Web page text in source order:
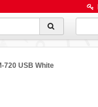
720 USB White